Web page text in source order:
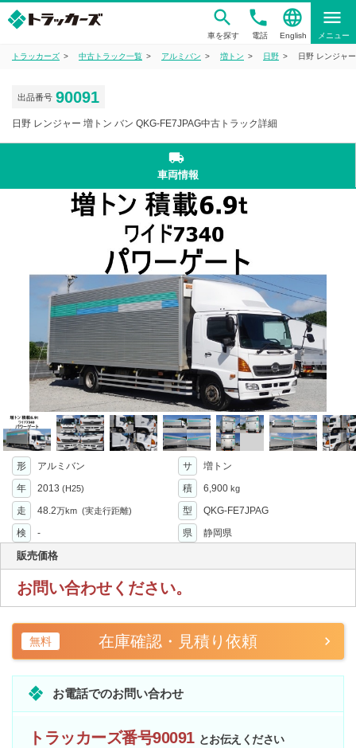
車を探す
phone
電話
language
English
menu
メニュー
トラッカーズ 中古トラック一覧 アルミバン 増トン 日野 日野 レンジャ
出品番号 90091
日野 レンジャー 増トン バン QKG-FE7JPAG中古トラック詳細
local_shipping
車両情報
形 アルミバン サ
増トン
年
2013 (H25) 積 6,900 kg
走 48.2万km (実走行距離) 型
QKG-FE7JPAG
検
- 県 静岡県
販売価格
お問い合わせください。
無料 在庫確認・見積り依頼
お電話でのお問い合わせ
トラッカーズ番号90091 とお伝えください